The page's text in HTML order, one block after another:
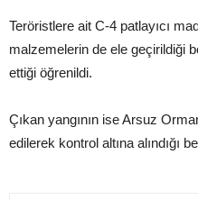
Teröristlere ait C-4 patlayıcı
malzemelerin de ele geçirildiği
ettiği öğrenildi.
Çıkan yangının ise Arsuz
edilerek kontrol altına alındığı